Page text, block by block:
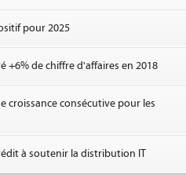
pour 2025
+6% de chiffre d'affaires en 2018
croissance consécutive pour les
à soutenir la distribution IT